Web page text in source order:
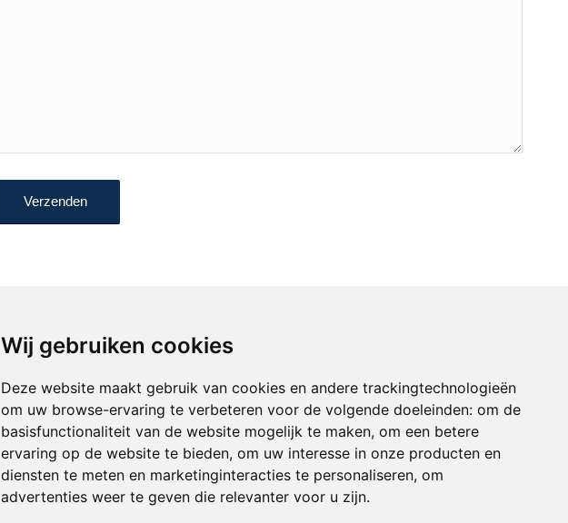
Wij gebruiken cookies
Deze website maakt gebruik van cookies en andere trackingtechnologieën
om uw browse-ervaring te verbeteren voor de volgende doeleinden: om de
basisfunctionaliteit van de website mogelijk te maken, om een betere
ervaring op de website te bieden, om uw interesse in onze producten en
diensten te meten en marketinginteracties te personaliseren, om
advertenties weer te geven die relevanter voor u zijn.